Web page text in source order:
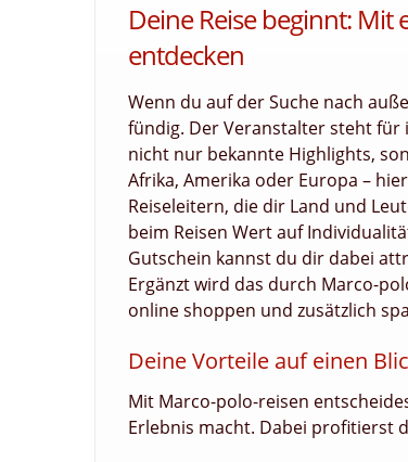
Deine Reise beginnt:
entdecken
Wenn du auf der Suche nach
fündig. Der Veranstalter steht für
nicht nur bekannte Highlights,
Afrika, Amerika oder Europa –
Reiseleitern, die dir Land und
beim Reisen Wert auf
Gutschein kannst du dir dabei
Ergänzt wird das durch Marco-
online shoppen und zusätzlich
Deine Vorteile auf einen
Mit Marco-polo-reisen
Erlebnis macht. Dabei profitierst